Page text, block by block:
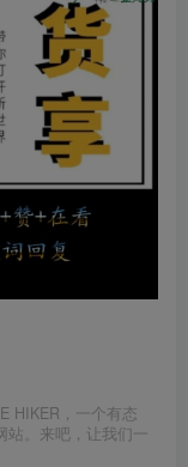
HIKER，一个有态
。来吧，让我们一